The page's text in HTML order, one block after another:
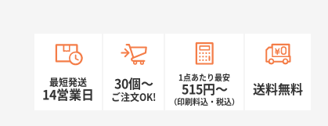
最短発送
14営業日
30個〜
ご注文OK!
1点あたり最安
515円〜
（印刷料込・税込）
送料無料